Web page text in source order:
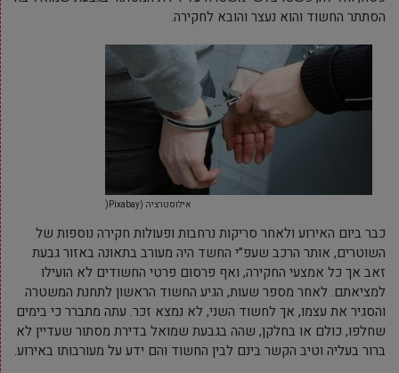
הסתתר החשוד והוא נעצר והובא לחקירה.
אילוסטרציה (Pixabay(
כבר ביום האירוע ולאחר סריקות נרחבות ופעולות חקירה נוספות של
השוטרים, אותר הרכב שעפ”י החשד היה מעורב בתאונה באזור גבעת
זאב אך כל אמצעי החקירה, ואף פרסום פרטי החשודים לא הועילו
למציאתם. לאחר מספר שעות, הגיע החשוד הראשון לתחנת המשטרה
והסגיר את עצמו, אך לחשוד השני, לא נמצא זכר. עתה מתברר כי בימים
שחלפו, כולם או בחלקן, שהה בגבעת שמואל בדירת מסתור שעדיין לא
ברור בעליה וטיב הקשר בינם לבין החשוד והם ידע על מעורבותו באירוע.